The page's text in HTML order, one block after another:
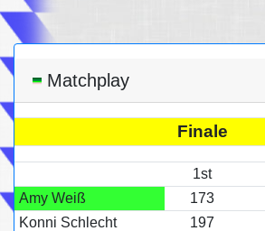
Matchplay
Finale
1st
Amy Weiß
173
Konni Schlecht
197